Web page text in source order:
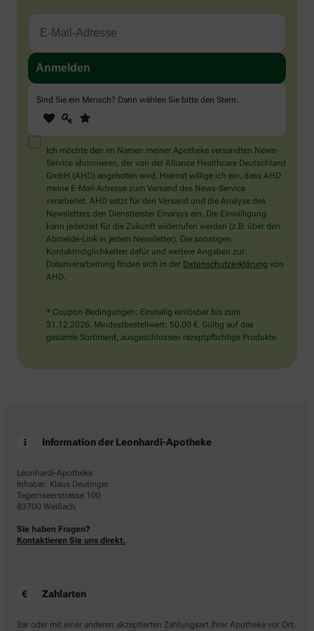
Sind Sie ein Mensch? Dann wählen Sie bitte den Stern.
Sind
Sie
ein
Mensch?
Dann
wählen
Sie
bitte
den
Stern.
1 2
Ich möchte den im Namen meiner Apotheke versandten News-
Service abonnieren, der von der Alliance Healthcare Deutschland
GmbH (AHD) angeboten wird. Hiermit willige ich ein, dass AHD
meine E-Mail-Adresse zum Versand des News-Service
verarbeitet. AHD setzt für den Versand und die Analyse des
Newsletters den Dienstleister Emarsys ein. Die Einwilligung
kann jederzeit für die Zukunft widerrufen werden (z.B. über den
Abmelde-Link in jedem Newsletter). Die sonstigen
Kontaktmöglichkeiten dafür und weitere Angaben zur
Datenverarbeitung finden sich in der Datenschutzerklärung von
AHD.
* Coupon-Bedingungen: Einmalig einlösbar bis zum
31.12.2026. Mindestbestellwert: 50,00 €. Gültig auf das
gesamte Sortiment, ausgeschlossen rezeptpflichtige Produkte.
Information der Leonhardi-Apotheke
Leonhardi-Apotheke
Inhaber: Klaus Deutinger
Tegernseerstrasse 100
83700 Weißach
Sie haben Fragen?
Kontaktieren Sie uns direkt.
Zahlarten
Bar oder mit einer anderen akzeptierten Zahlungsart Ihrer Apotheke vor Ort.